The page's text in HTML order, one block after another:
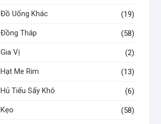
Đồ Uống Khác (19)
Đồng Tháp (58)
Gia Vị (2)
Hạt Me Rim (13)
Hủ Tiếu Sấy Khô (6)
Kẹo (58)